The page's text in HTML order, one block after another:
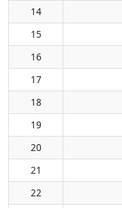
14
15
16
17
18
19
20
21
22